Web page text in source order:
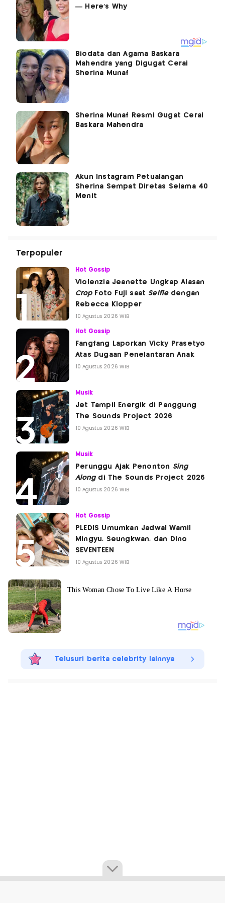
Biodata dan Agama Baskara
Mahendra yang Digugat Cerai
Sherina Munaf
Sherina Munaf Resmi Gugat Cerai
Baskara Mahendra
Akun Instagram Petualangan
Sherina Sempat Diretas Selama 40
Menit
Terpopuler
Hot Gossip
Violenzia Jeanette Ungkap Alasan
CropFoto Fuji saat Selfiedengan
Rebecca Klopper
10 Agustus 2026 WIB
Hot Gossip
Fangfang Laporkan Vicky Prasetyo
Atas Dugaan Penelantaran Anak
10 Agustus 2026 WIB
Musik
Jet Tampil Energik di Panggung
The Sounds Project 2026
10 Agustus 2026 WIB
Musik
Perunggu Ajak Penonton Sing
Alongdi The Sounds Project 2026
10 Agustus 2026 WIB
Hot Gossip
PLEDIS Umumkan Jadwal Wamil
Mingyu, Seungkwan, dan Dino
SEVENTEEN
10 Agustus 2026 WIB
Telusuri berita celebrity lainnya